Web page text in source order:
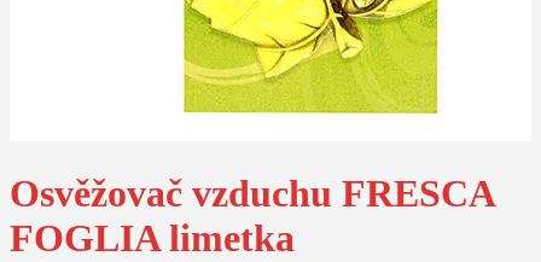
Osvěžovač vzduchu FRESCA
FOGLIA limetka